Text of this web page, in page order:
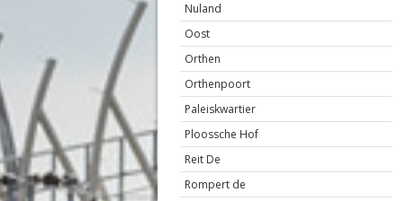
Nuland
Oost
Orthen
Orthenpoort
Paleiskwartier
Ploossche Hof
Reit De
Rompert de